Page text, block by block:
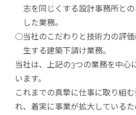
志を同じくする設計事務所と
した業務。
○当社のこだわりと技術力の評価
生する建築下請け業務。
当社は、上記の3つの業務を中心
います。
これまでの真摯に仕事に取り組
れ、着実に事業が拡大しているた